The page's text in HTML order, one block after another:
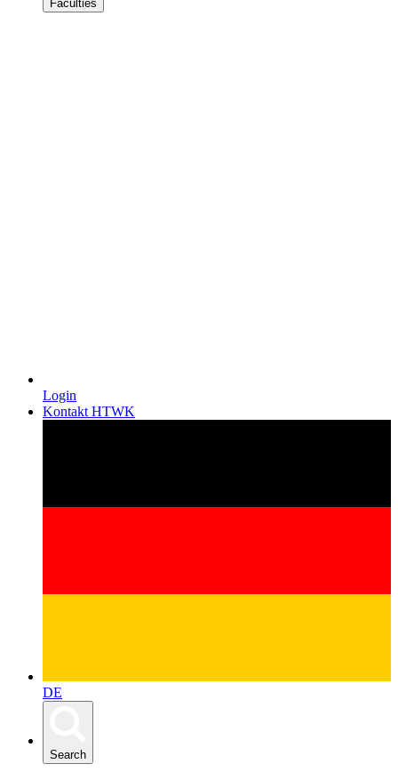
Faculties
Login
Kontakt HTWK
DE
Search